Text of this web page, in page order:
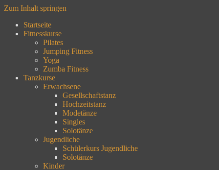
Zum Inhalt springen
Startseite
Fitnesskurse
Pilates
Jumping Fitness
Yoga
Zumba Fitness
Tanzkurse
Erwachsene
Gesellschaftstanz
Hochzeitstanz
Modetänze
Singles
Solotänze
Jugendliche
Schülerkurs Jugendliche
Solotänze
Kinder